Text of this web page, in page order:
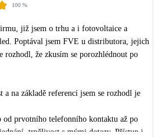
100 %
již jsem o trhu a i fotovoltaice a
Poptával jsem FVE u distributora, jejich
rozhodl, že zkusím se porozhlédnout po
a na základě referencí jsem se rozhodl je
prvotního telefonního kontaktu až po
trpělivost s mými dotazy. Přístup i